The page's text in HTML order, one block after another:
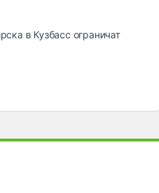
в Кузбасс ограничат